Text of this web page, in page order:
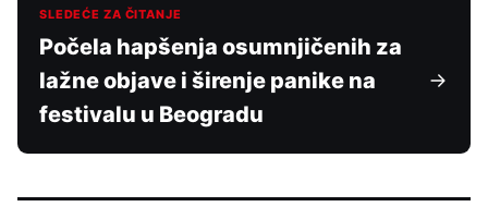
SLEDEĆE ZA ČITANJE
Počela hapšenja osumnjičenih za
lažne objave i širenje panike na
festivalu u Beogradu